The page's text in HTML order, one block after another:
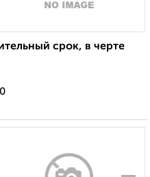
срок, в черте